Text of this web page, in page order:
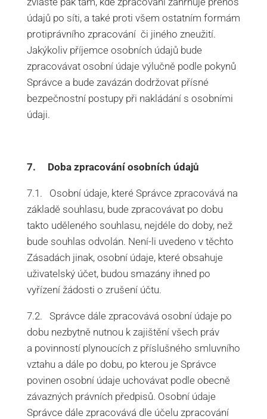
údajů po síti, a také proti všem ostatním formám
protiprávního zpracování či jiného zneužití.
Jakýkoliv příjemce osobních údajů bude
zpracovávat osobní údaje výlučně podle pokynů
Správce a bude zavázán dodržovat přísné
bezpečnostní postupy při nakládání s osobními
údaji.
7. Doba zpracování osobních údajů
7.1. Osobní údaje, které Správce zpracovává na
základě souhlasu, bude zpracovávat po dobu
takto uděleného souhlasu, nejdéle do doby, než
bude souhlas odvolán. Není-li uvedeno v těchto
Zásadách jinak, osobní údaje, které obsahuje
uživatelský účet, budou smazány ihned po
vyřízení žádosti o zrušení účtu.
7.2. Správce dále zpracovává osobní údaje po
dobu nezbytně nutnou k zajištění všech práv
a povinností plynoucích z příslušného smluvního
vztahu a dále po dobu, po kterou je Správce
povinen osobní údaje uchovávat podle obecně
závazných právních předpisů. Osobní údaje
Správce dále zpracovává dle účelu zpracování